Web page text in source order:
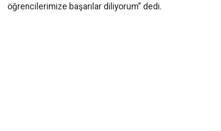
öğrencilerimize başarılar diliyorum” dedi.